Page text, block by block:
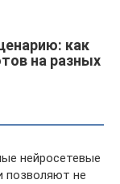
как
на разных
нейросетевые
позволяют не